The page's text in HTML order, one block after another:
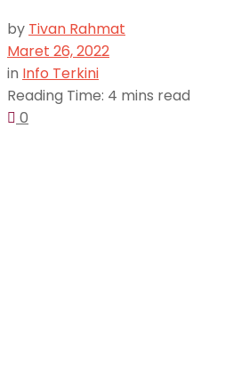
by Tivan Rahmat
Maret 26, 2022
in Info Terkini
Reading Time: 4 mins read
0